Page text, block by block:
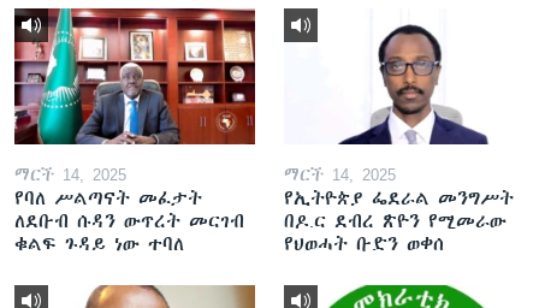
ማርች 14, 2025
የባለ ሥልጣናት መፈታት
ለደቡብ ሱዳን ውጥረት መርገብ
ቁልፍ ጉዳይ ነው ተባለ
ማርች 14, 2025
የኢትዮጵያ ፌደራል መንግሥት
በዶ.ር ደብረ ጽዮን የሚመራው
የህወሓት ቡድን ወቀሰ